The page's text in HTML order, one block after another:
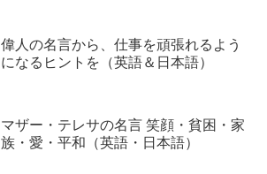
偉人の名言から、仕事を頑張れるよう
になるヒントを（英語＆日本語）
マザー・テレサの名言 笑顔・貧困・家
族・愛・平和（英語・日本語）